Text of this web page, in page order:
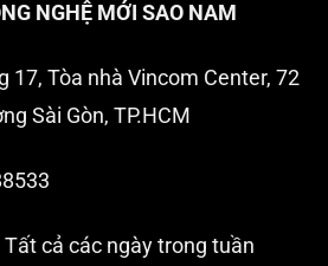
NGHỆ MỚI SAO NAM
17, Tòa nhà Vincom Center, 72
Sài Gòn, TP.HCM
Tất cả các ngày trong tuần